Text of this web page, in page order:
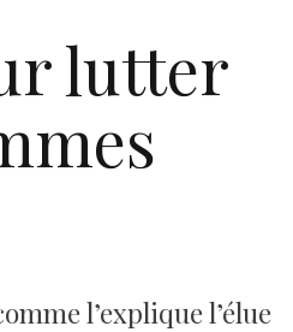
lutter
l’explique l’élue